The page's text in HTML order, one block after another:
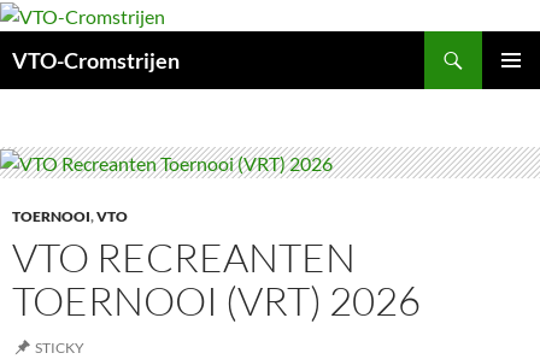
Ga
deVTO-Cromstrijen
TOERNOOI,VTO
VTO RECREANTEN
TOERNOOI (VRT) 2026
STICKY